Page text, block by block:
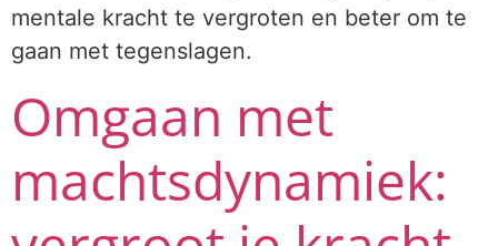
mentale kracht te vergroten en beter om te
gaan met tegenslagen.
Omgaan met
machtsdynamiek: